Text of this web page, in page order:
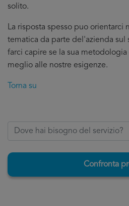
solito.
La risposta spesso puo orientarci
tematica da parte del'azienda sul
farci capire se la sua
meglio alle nostre esigenze.
Torna su
Confronta